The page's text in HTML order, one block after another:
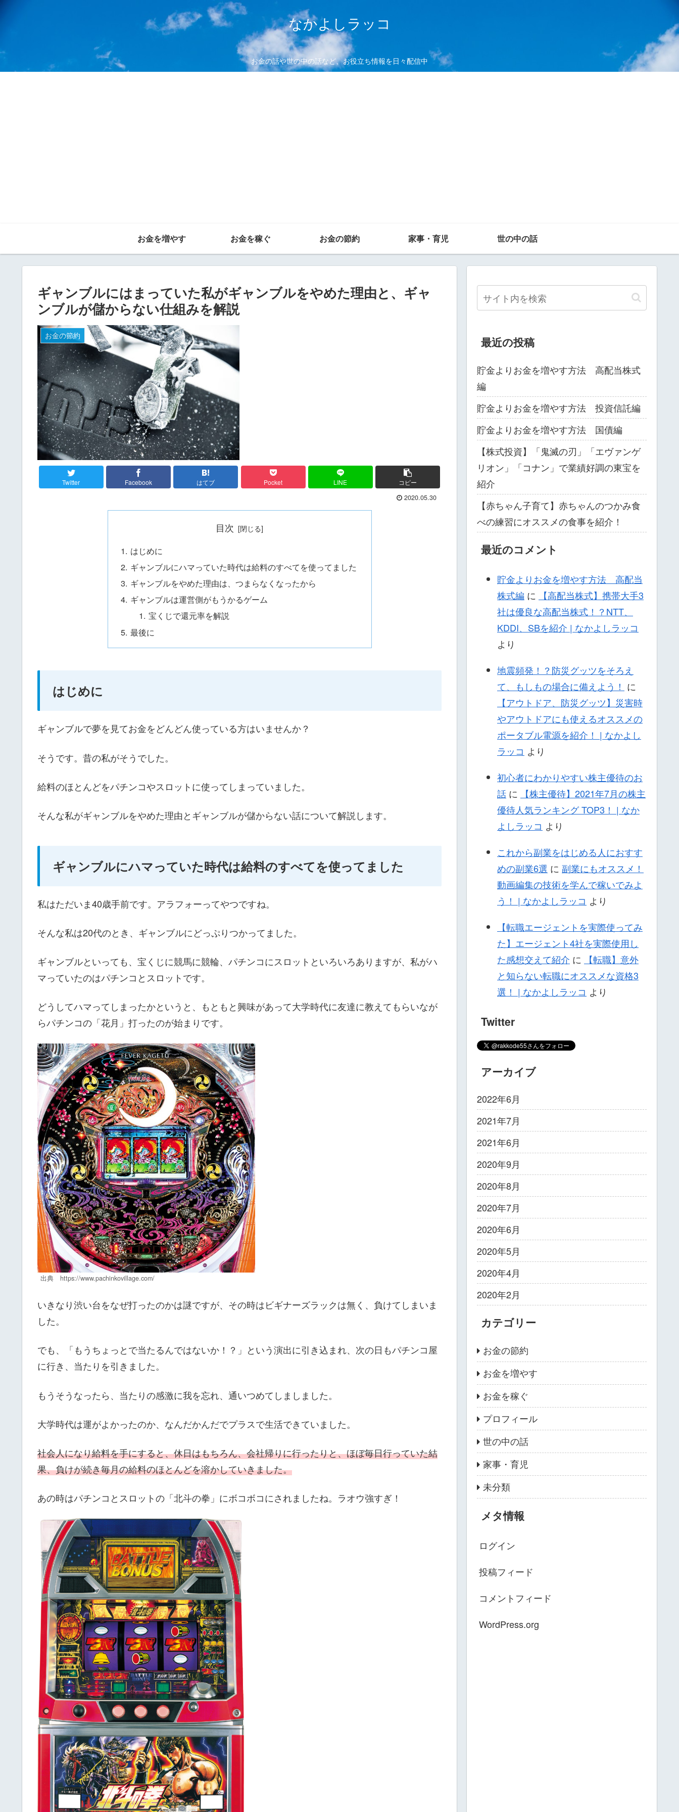
なかよしラッコ
お金の話や世の中の話など、お役立ち情報を日々配信中
お金を増やす お金を稼ぐ お金の節約 家事・育児 世の中の話
ギャンブルにはまっていた私がギャンブルをやめた理由と、ギャ
ンブルが儲からない仕組みを解説
お金の節約
Twitter Facebook はてブ Pocket LINE コピー
2020.05.30
目次
はじめに
ギャンブルにハマっていた時代は給料のすべてを使ってました
ギャンブルをやめた理由は、つまらなくなったから
ギャンブルは運営側がもうかるゲーム
宝くじで還元率を解説
最後に
はじめに
ギャンブルで夢を見てお金をどんどん使っている方はいませんか？
そうです。昔の私がそうでした。
給料のほとんどをパチンコやスロットに使ってしまっていました。
そんな私がギャンブルをやめた理由とギャンブルが儲からない話について解説します。
ギャンブルにハマっていた時代は給料のすべてを使ってました
私はただいま40歳手前です。アラフォーってやつですね。
そんな私は20代のとき、ギャンブルにどっぷりつかってました。
ギャンブルといっても、宝くじに競馬に競輪、パチンコにスロットといろいろありますが、私がハ
マっていたのはパチンコとスロットです。
どうしてハマってしまったかというと、もともと興味があって大学時代に友達に教えてもらいなが
らパチンコの「花月」打ったのが始まりです。
出典 https://www.pachinkovillage.com/
いきなり渋い台をなぜ打ったのかは謎ですが、その時はビギナーズラックは無く、負けてしまいま
した。
でも、「もうちょっとで当たるんではないか！？」という演出に引き込まれ、次の日もパチンコ屋
に行き、当たりを引きました。
もうそうなったら、当たりの感激に我を忘れ、通いつめてしましました。
大学時代は運がよかったのか、なんだかんだでプラスで生活できていました。
社会人になり給料を手にすると、休日はもちろん、会社帰りに行ったりと、ほぼ毎日行っていた結
果、負けが続き毎月の給料のほとんどを溶かしていきました。
あの時はパチンコとスロットの「北斗の拳」にボコボコにされましたね。ラオウ強すぎ！
最近の投稿
貯金よりお金を増やす方法 高配当株式
編
貯金よりお金を増やす方法 投資信託編
貯金よりお金を増やす方法 国債編
【株式投資】「鬼滅の刃」「エヴァンゲ
リオン」「コナン」で業績好調の東宝を
紹介
【赤ちゃん子育て】赤ちゃんのつかみ食
べの練習にオススメの食事を紹介！
最近のコメント
貯金よりお金を増やす方法 高配当
株式編 に
【高配当株式】携帯大手3
社は優良な高配当株式！？NTT、
KDDI、SBを紹介 | なかよしラッコ
より
地震頻発！？防災グッツをそろえ
て、もしもの場合に備えよう！ に
【アウトドア、防災グッツ】災害時
やアウトドアにも使えるオススメの
ポータブル電源を紹介！ | なかよし
ラッコ より
初心者にわかりやすい株主優待のお
話 に
【株主優待】2021年7月の株主
優待人気ランキング TOP3！ | なか
よしラッコ より
これから副業をはじめる人におすす
めの副業6選 に 副業にもオススメ！
動画編集の技術を学んで稼いでみよ
う！ | なかよしラッコ より
【転職エージェントを実際使ってみ
た】エージェント4社を実際使用し
た感想交えて紹介 に
【転職】意外
と知らない転職にオススメな資格3
選！ | なかよしラッコ より
Twitter
アーカイブ
2022年6月
2021年7月
2021年6月
2020年9月
2020年8月
2020年7月
2020年6月
2020年5月
2020年4月
2020年2月
カテゴリー
お金の節約
お金を増やす
お金を稼ぐ
プロフィール
世の中の話
家事・育児
未分類
メタ情報
ログイン
投稿フィード
コメントフィード
WordPress.org